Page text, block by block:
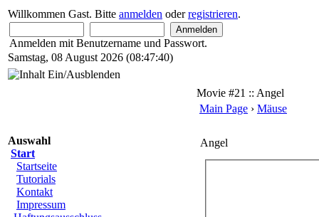
Willkommen Gast. Bitte anmelden oderregistrieren.
Anmelden mit Benutzername und Passwort.
Samstag, 08 August 2026 (08:47:40)
Auswahl
Start
Startseite
Tutorials
Kontakt
Impressum
Movie #21 :: Angel
Main Page › Mäuse
Angel